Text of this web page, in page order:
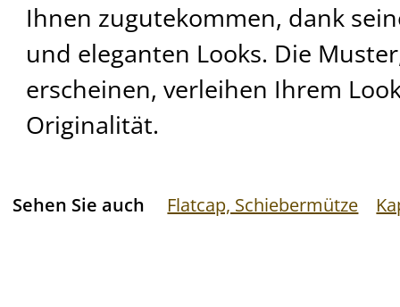
Ihnen zugutekommen, dank
und eleganten Looks. Die
erscheinen, verleihen Ihrem
Originalität.
Sehen Sie auch Flatcap, Schiebermütze